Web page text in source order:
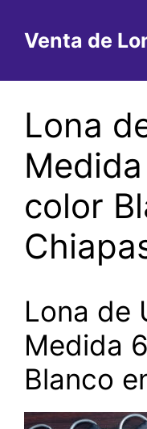
contenido
Venta de
Lona
color
Lona de
Medida
Blanco